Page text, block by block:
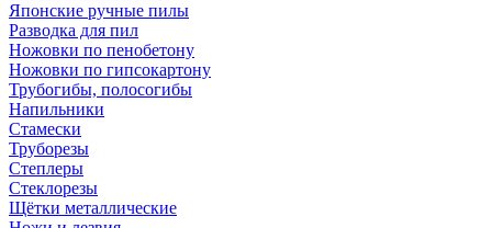
Японские ручные пилы
Разводка для пил
Ножовки по пенобетону
Ножовки по гипсокартону
Трубогибы, полосогибы
Напильники
Стамески
Труборезы
Степлеры
Стеклорезы
Щётки металлические